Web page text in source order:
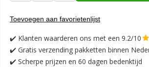
Toevoegen aan favorietenlijst
✔️ Klanten waarderen ons met een 9.2/10
✔️ Gratis verzending pakketten binnen
✔️ Scherpe prijzen en 60 dagen bedenktijd